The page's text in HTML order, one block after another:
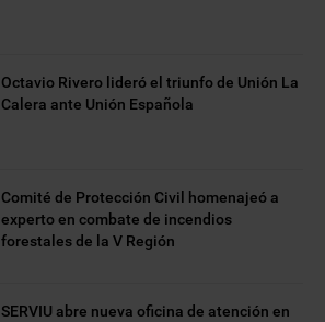
Octavio Rivero lideró el triunfo de Unión La
Calera ante Unión Española
Comité de Protección Civil homenajeó a
experto en combate de incendios
forestales de la V Región
SERVIU abre nueva oficina de atención en